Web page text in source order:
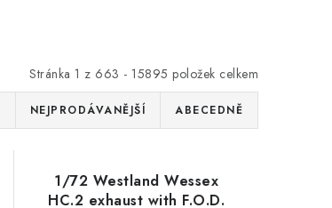
Stránka 1 z 663 - 15895 položek celkem
NEJPRODÁVANĚJŠÍ ABECEDNĚ
1/72 Westland Wessex
HC.2 exhaust with F.O.D.